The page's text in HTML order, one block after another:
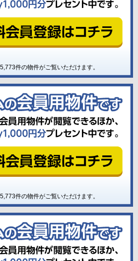
件の物件がご覧いただけます。
件の物件がご覧いただけます。